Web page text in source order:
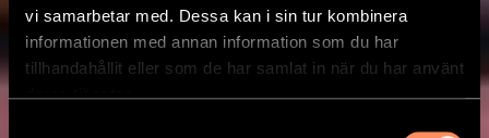
vi samarbetar med. Dessa kan i sin tur kombinera
informationen med annan information som du har
tillhandahållit eller som de har samlat in när du har använt
deras tjänster.